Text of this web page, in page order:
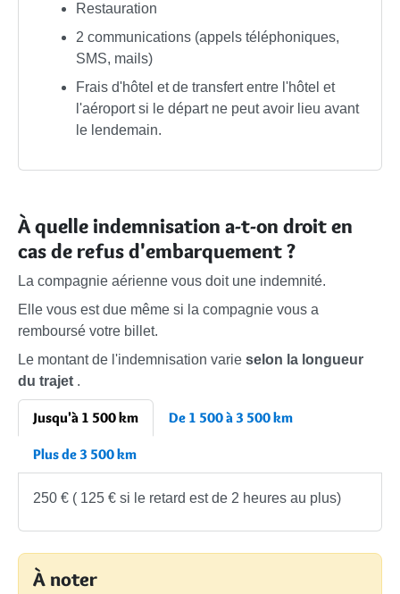
Restauration
2 communications (appels téléphoniques,
SMS, mails)
Frais d'hôtel et de transfert entre l'hôtel et
l'aéroport si le départ ne peut avoir lieu avant
le lendemain.
À quelle indemnisation a-t-on droit en
cas de refus d'embarquement ?
La compagnie aérienne vous doit une indemnité.
Elle vous est due même si la compagnie vous a
remboursé votre billet.
Le montant de l'indemnisation varie selon la longueur
du trajet .
Jusqu'à 1 500 km De 1 500 à 3 500 km
Plus de 3 500 km
250 € ( 125 € si le retard est de 2 heures au plus)
À noter